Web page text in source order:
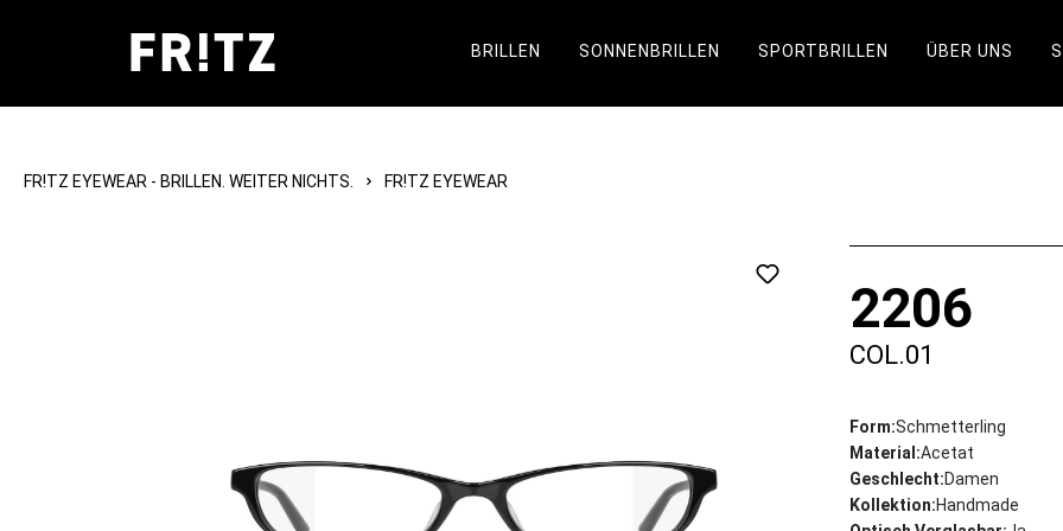
BRILLEN SONNENBRILLEN SPORTBRILLEN ÜBER UNS
FR!TZ EYEWEAR - BRILLEN. WEITER NICHTS. FR!TZ EYEWEAR
2206
COL.01
Form:Schmetterling
Material:Acetat
Geschlecht:Damen
Kollektion:Handmade